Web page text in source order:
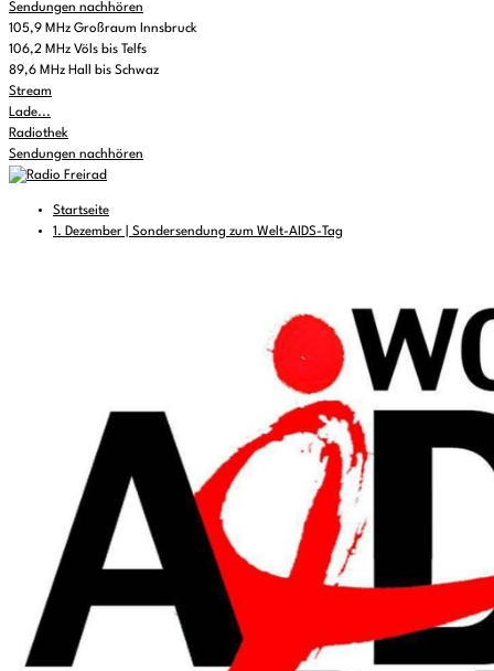
Sendungen nachhören
105,9 MHz Großraum Innsbruck
106,2 MHz Völs bis Telfs
89,6 MHz Hall bis Schwaz
Stream
Lade...
Radiothek
Sendungen nachhören
Startseite
1. Dezember | Sondersendung zum Welt-AIDS-Tag